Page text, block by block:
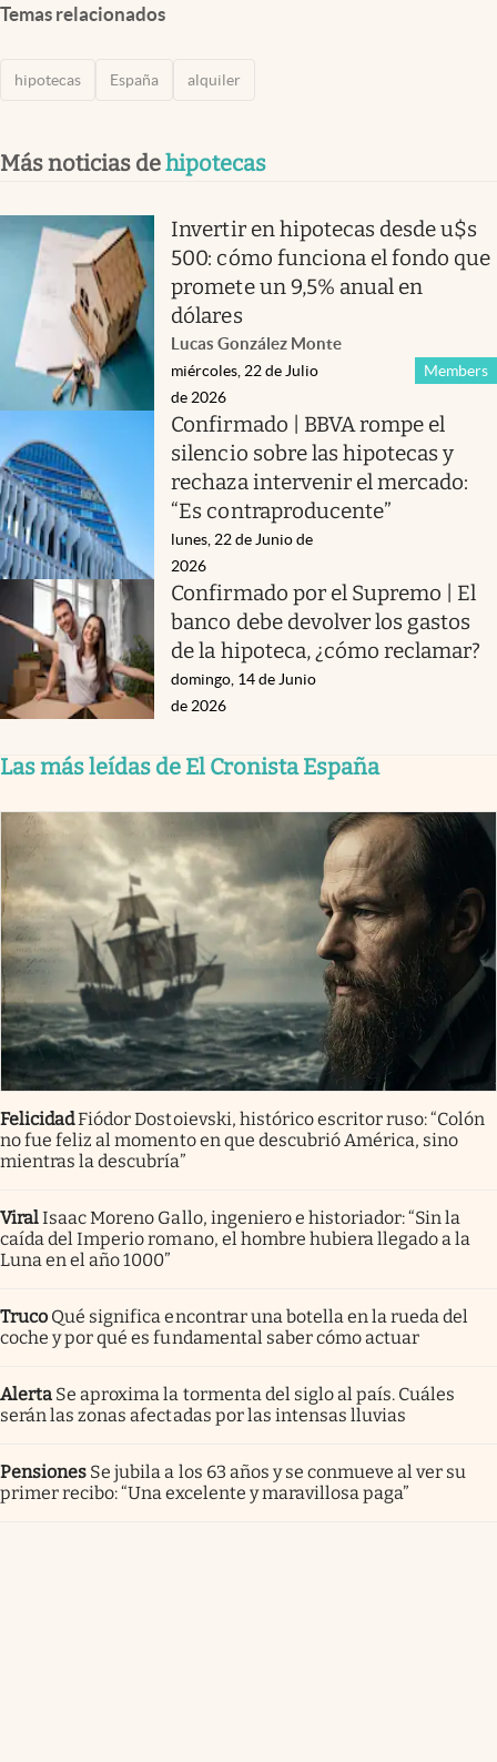
Temas relacionados
hipotecas España alquiler
Más noticias dehipotecas
Invertir en hipotecas desde u$s
500: cómo funciona el fondo que
promete un 9,5% anual en
dólares
Lucas González Monte
Members
miércoles, 22 de Julio
de 2026
Confirmado | BBVA rompe el
silencio sobre las hipotecas y
rechaza intervenir el mercado:
“Es contraproducente”
lunes, 22 de Junio de
2026
Confirmado por el Supremo | El
banco debe devolver los gastos
de la hipoteca, ¿cómo reclamar?
domingo, 14 de Junio
de 2026
Las más leídas de El Cronista España
FelicidadFiódor Dostoievski, histórico escritor ruso: “Colón
no fue feliz al momento en que descubrió América, sino
mientras la descubría”
ViralIsaac Moreno Gallo, ingeniero e historiador: “Sin la
caída del Imperio romano, el hombre hubiera llegado a la
Luna en el año 1000”
Truco Qué significa encontrar una botella en la rueda del
coche y por qué es fundamental saber cómo actuar
Alerta Se aproxima la tormenta del siglo al país. Cuáles
serán las zonas afectadas por las intensas lluvias
Pensiones Se jubila a los 63 años y se conmueve al ver su
primer recibo: “Una excelente y maravillosa paga”